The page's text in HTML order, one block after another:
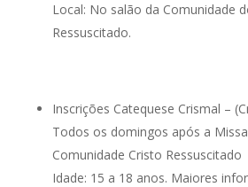
Local: No salão da Comunidade
Ressuscitado.
Inscrições Catequese Crismal –
Todos os domingos após a
Comunidade Cristo Ressuscitado
Idade: 15 a 18 anos. Maiores